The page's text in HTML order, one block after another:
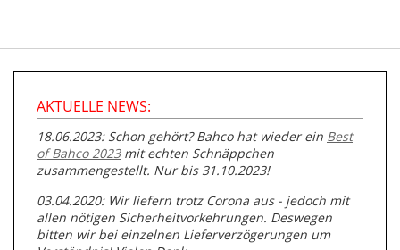
AKTUELLE NEWS:
18.06.2023: Schon gehört? Bahco hat wieder ein Best
of Bahco 2023mit echten Schnäppchen
zusammengestellt. Nur bis 31.10.2023!
03.04.2020: Wir liefern trotz Corona aus - jedoch mit
allen nötigen Sicherheitvorkehrungen. Deswegen
bitten wir bei einzelnen Lieferverzögerungen um